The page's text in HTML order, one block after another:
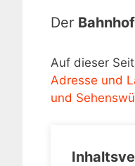
Der
Auf dieser
Adresse und
und